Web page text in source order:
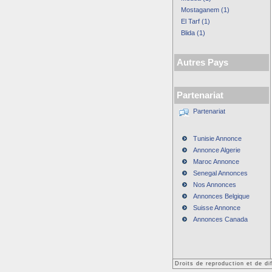
Mostaganem (1)
El Tarf (1)
Blida (1)
Autres Pays
Partenariat
Partenariat
Tunisie Annonce
Annonce Algerie
Maroc Annonce
Senegal Annonces
Nos Annonces
Annonces Belgique
Suisse Annonce
Annonces Canada
Droits de reproduction et de